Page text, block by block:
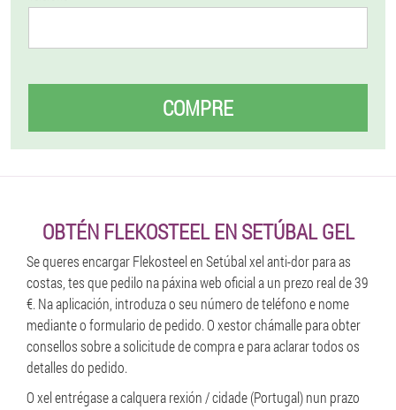
COMPRE
OBTÉN FLEKOSTEEL EN SETÚBAL GEL
Se queres encargar Flekosteel en Setúbal xel anti-dor para as
costas, tes que pedilo na páxina web oficial a un prezo real de 39
€. Na aplicación, introduza o seu número de teléfono e nome
mediante o formulario de pedido. O xestor chámalle para obter
consellos sobre a solicitude de compra e para aclarar todos os
detalles do pedido.
O xel entrégase a calquera rexión / cidade (Portugal) nun prazo